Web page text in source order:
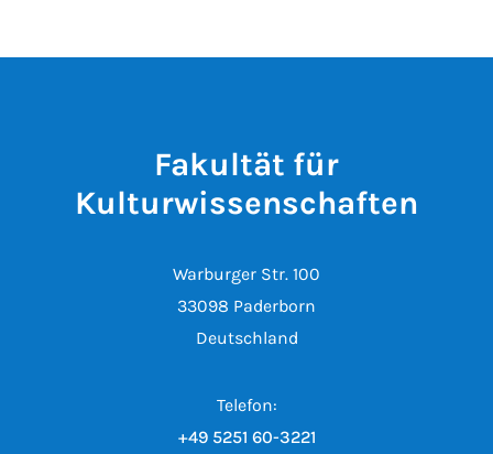
Fakultät für
Kulturwissenschaften
Warburger Str. 100
33098 Paderborn
Deutschland
Telefon:
+49 5251 60-3221